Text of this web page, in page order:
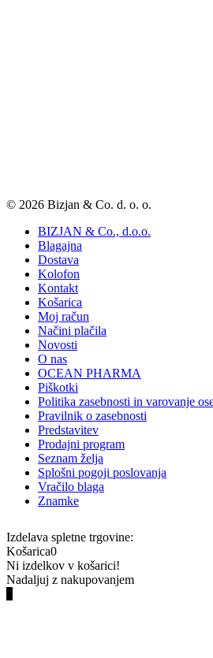
© 2026 Bizjan & Co. d. o. o.
BIZJAN & Co., d.o.o.
Blagajna
Dostava
Kolofon
Kontakt
Košarica
Moj račun
Načini plačila
Novosti
O nas
OCEAN PHARMA
Piškotki
Politika zasebnosti in varovanje
Pravilnik o zasebnosti
Predstavitev
Prodajni program
Seznam želja
Splošni pogoji poslovanja
Vračilo blaga
Znamke
Izdelava spletne trgovine:
Košarica0
Ni izdelkov v košarici!
Nadaljuj z nakupovanjem